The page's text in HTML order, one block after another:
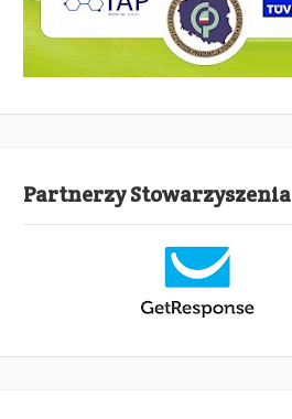
Partnerzy Stowarzyszenia